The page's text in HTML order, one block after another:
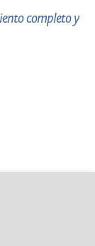
completo y